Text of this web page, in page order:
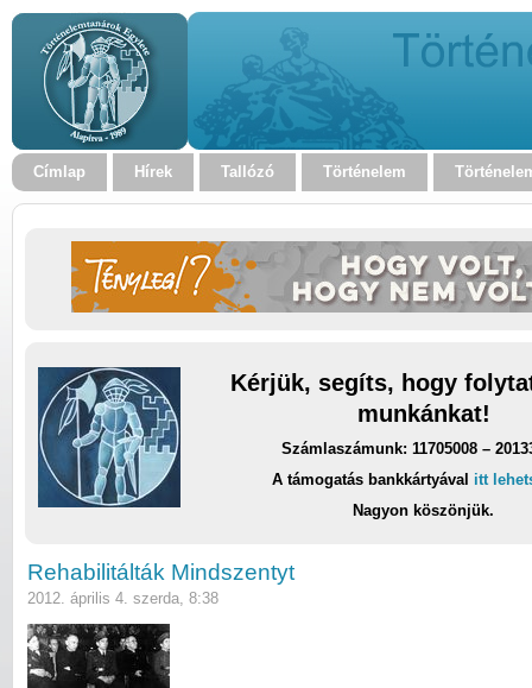
Címlap Hírek Tallózó Történelem
Kérjük, segíts, hogy
munkánkat!
Számlaszámunk: 11705008 –
A támogatás bankkártyával itt
Nagyon köszönjük.
Rehabilitálták Mindszentyt
2012. április 4. szerda, 8:38